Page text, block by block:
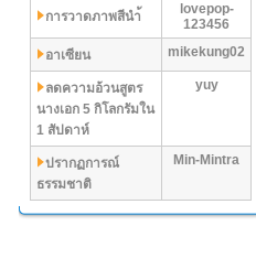
การวาดภาพสีนำ้
lovepop-
123456
อาเซียน
mikekung02
ลดความอ้วนสูตร
นางเอก 5 กิโลกรัมใน
1 สัปดาห์
yuy
ปรากฏการณ์
ธรรมชาติ
Min-Mintra